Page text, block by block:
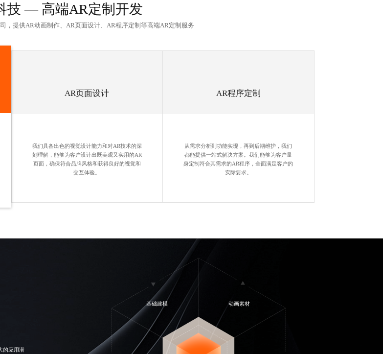
技 — 高端AR定制开发
，提供AR动画制作、AR页面设计、AR程序定制等高端AR定制服务
AR页面设计
我们具备出色的视觉设计能力和对AR技术的深
刻理解，能够为客户设计出既美观又实用的AR
页面，确保符合品牌风格和获得良好的视觉和
交互体验。
AR程序定制
从需求分析到功能实现，再到后期维护，我们
都能提供一站式解决方案。我们能够为客户量
身定制符合其需求的AR程序，全面满足客户的
实际要求。
的应用潜
基础建模 动画素材